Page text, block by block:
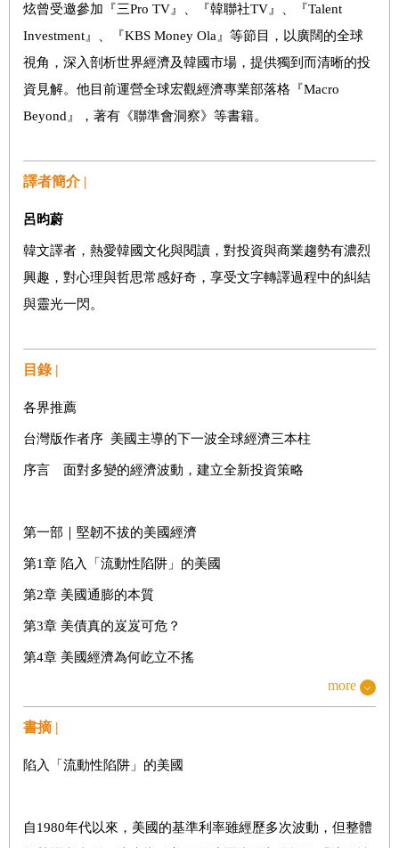
炫曾受邀參加『三Pro TV』、『韓聯社TV』、『Talent
Investment』、『KBS Money Ola』等節目，以廣闊的全球
視角，深入剖析世界經濟及韓國市場，提供獨到而清晰的投
資見解。他目前運營全球宏觀經濟專業部落格『Macro
Beyond』，著有《聯準會洞察》等書籍。
譯者簡介 |
呂昀蔚
韓文譯者，熱愛韓國文化與閱讀，對投資與商業趨勢有濃烈
興趣，對心理與哲思常感好奇，享受文字轉譯過程中的糾結
與靈光一閃。
目錄 |
各界推薦
台灣版作者序 美國主導的下一波全球經濟三本柱
序言 面對多變的經濟波動，建立全新投資策略
第一部｜堅韌不拔的美國經濟
第1章 陷入「流動性陷阱」的美國
第2章 美國通膨的本質
第3章 美債真的岌岌可危？
第4章 美國經濟為何屹立不搖
第二部｜美國計劃經濟的起步
more
書摘 |
陷入「流動性陷阱」的美國
自1980年代以來，美國的基準利率雖經歷多次波動，但整體